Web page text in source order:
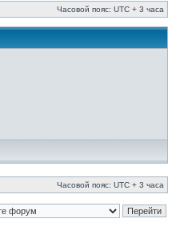
Часовой пояс: UTC + 3 часа
Часовой пояс: UTC + 3 часа